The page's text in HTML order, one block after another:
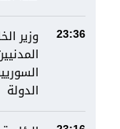
23:36
وزير
الدولة